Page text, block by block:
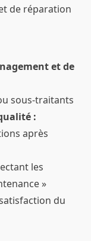
de réparation
et de
sous-traitants
:
après
les
»
du